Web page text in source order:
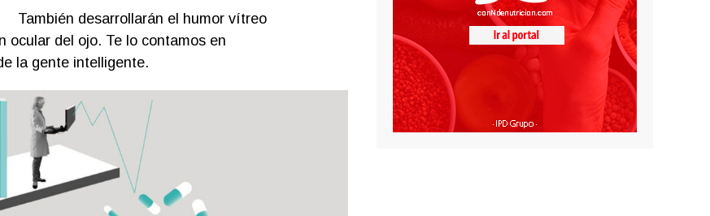
También desarrollarán el humor vítreo
ocular del ojo. Te lo contamos en
la gente intelligente.